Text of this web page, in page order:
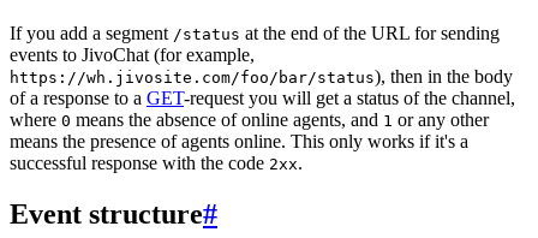
If you add a segment /status at the end of the URL for sending
events to JivoChat (for example,
https://wh.jivosite.com/foo/bar/status), then in the body
of a response to a GET-request you will get a status of the channel,
where 0 means the absence of online agents, and 1 or any other
means the presence of agents online. This only works if it's a
successful response with the code 2xx.
Event structure#